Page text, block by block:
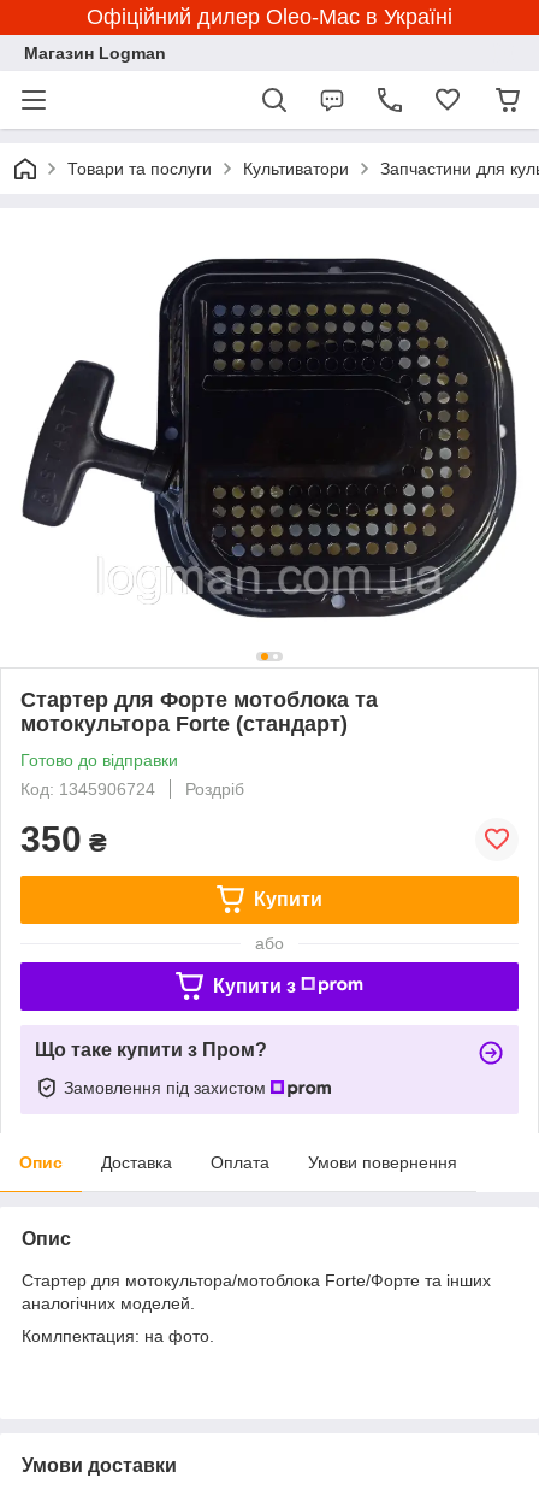
Офіційний дилер Oleo-Mac в Україні
Магазин Logman
Товари та послуги Культиватори Запчастини для
Стартер для Форте мотоблока та
мотокультора Forte (стандарт)
Готово до відправки
Код: 1345906724
Роздріб
350 ₴
Купити
або
Купити з
Що таке купити з Пром?
Замовлення під захистом
Опис Доставка Оплата Умови повернення
Опис
Стартер для мотокультора/мотоблока Forte/Форте та інших
аналогічних моделей.
Комлпектация: на фото.
Умови доставки